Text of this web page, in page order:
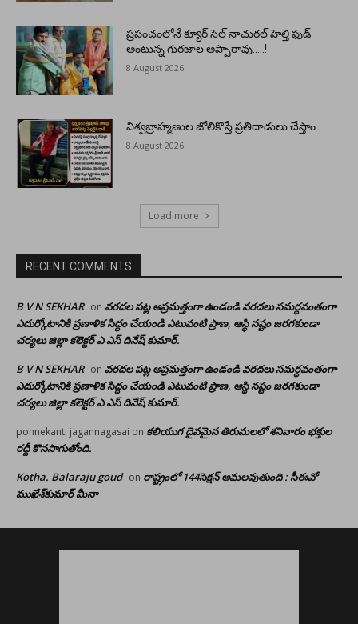
ప్రపంచంలోనే క్యూర్ సెల్ నాచురల్ హెల్తి ఫుడ్
అంటున్న గురజాల అప్పారావు…..!
8 August 2026
విశ్వబ్రాహ్మణుల జోలికొస్తే ప్రతిదాడులు చేస్తాం..
8 August 2026
Load more
RECENT COMMENTS
B V N SEKHAR on వరదల పట్ల అప్రమత్తంగా ఉండండి వరదలు సమర్ధవంతంగా
ఎదుర్కోటానికి ప్రణాళిక సిద్ధం చేయండి ఎటువంటి ప్రాణ, ఆస్థి నష్టం జరగకుండా
చర్యలు జిల్లా కలెక్టర్ ఎ ఎస్ దినేష్ కుమార్.
B V N SEKHAR on వరదల పట్ల అప్రమత్తంగా ఉండండి వరదలు సమర్ధవంతంగా
ఎదుర్కోటానికి ప్రణాళిక సిద్ధం చేయండి ఎటువంటి ప్రాణ, ఆస్థి నష్టం జరగకుండా
చర్యలు జిల్లా కలెక్టర్ ఎ ఎస్ దినేష్ కుమార్.
ponnekanti jagannagasai on కలియుగ దైవమైన తిరుమలలో శనివారం భక్తుల
రద్దీ కొనసాగుతోంది.
Kotha. Balaraju goud on రాష్ట్రంలో 144సెక్షన్ అమలవుతుంది : సీఈవో
ముఖేశ్‌కుమార్‌ మీనా